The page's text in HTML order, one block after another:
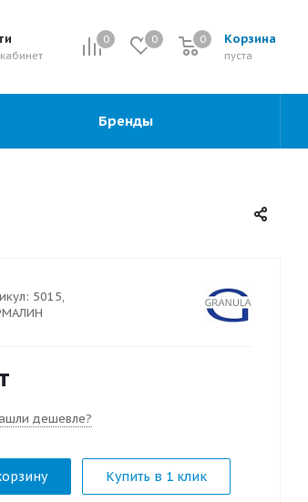
0 0 Корзина
0
пуста
0
Бренды
5015,
дешевле?
Купить в 1 клик